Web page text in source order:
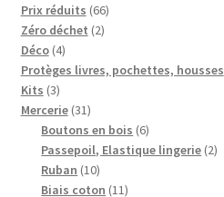
produits
Prix réduits 6666
Zéro déchet 22
Déco 44
produits
Protèges livres, pochettes, housses
Kits 33
produits
Mercerie 3131
produits
Boutons en bois 66
produits
Passepoil, Elastique lingerie 22
Ruban 1010
produits
Biais coton 1111